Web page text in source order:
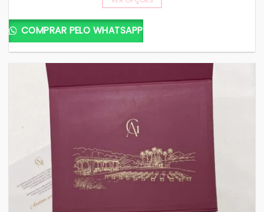
COMPRAR PELO WHATSAPP